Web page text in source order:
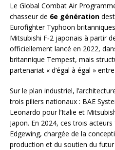
Le Global Combat Air
chasseur de 6e génération
Eurofighter Typhoon
Mitsubishi F‑2 japonais à partir
officiellement lancé en 2022,
britannique Tempest, mais
partenariat « d’égal à égal »
Sur le plan industriel,
trois piliers nationaux : BAE
Leonardo pour l’Italie et
Japon. En 2024, ces trois
Edgewing, chargée de la
production et du soutien du